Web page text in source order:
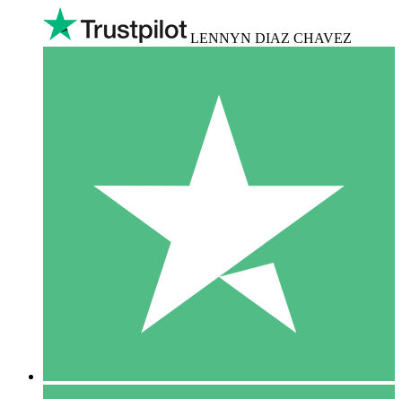
LENNYN DIAZ CHAVEZ